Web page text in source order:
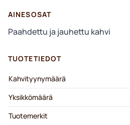
AINESOSAT
Paahdettu ja jauhettu kahvi
TUOTETIEDOT
Kahvityynymäärä
Yksikkömäärä
Tuotemerkit